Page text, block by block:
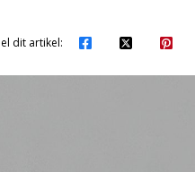
dit artikel: